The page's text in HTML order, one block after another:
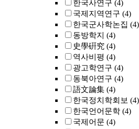
한국사연구 (4)
국제지역연구 (4)
한국군사학논집 (4)
동방학지 (4)
史學硏究 (4)
역사비평 (4)
광고학연구 (4)
동북아연구 (4)
語文論集 (4)
한국정치학회보 (4)
한국언어문학 (4)
국제어문 (4)